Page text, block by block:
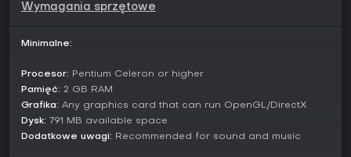
world depth and life.
keyboard/mouse/gamepad.
interlock to create the storyline.
you can choose.
Fullscreen mode from the options, and FPS Sync for
monitors.
Wymagania sprzętowe
Minimalne:
Procesor: Pentium Celeron or higher
Pamięć: 2 GB RAM
Grafika: Any graphics card that can run OpenGL/DirectX
Dysk: 791 MB available space
Dodatkowe uwagi: Recommended for sound and music